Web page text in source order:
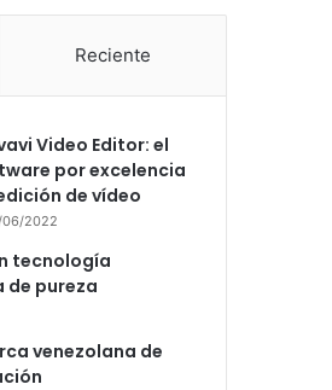
Reciente
Video Editor: el
por excelencia
de vídeo
06/2022
tecnología
pureza
venezolana de